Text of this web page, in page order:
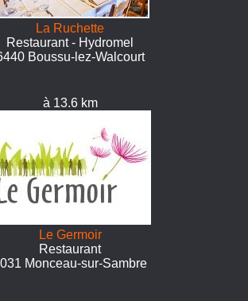
La Ruchette
Restaurant - Hydromel
Boussu-lez-Walcourt
à 13.6 km
Le Germoir
Restaurant
Monceau-sur-Sambre